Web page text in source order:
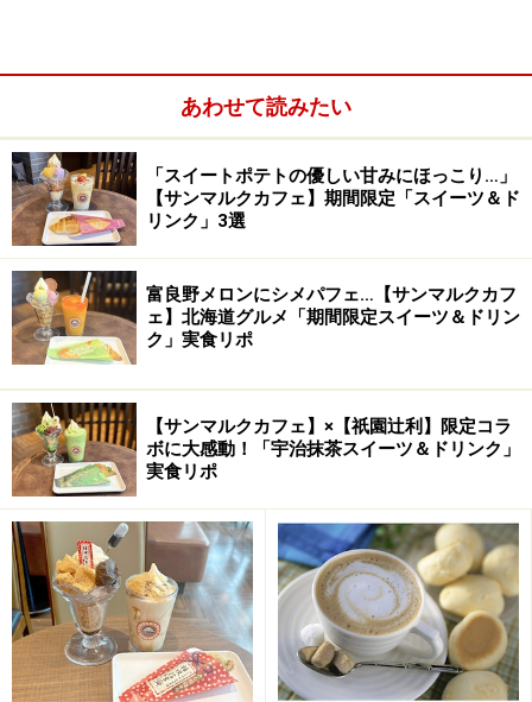
長いカウンターの向こうに充分な作業スペースが設けられて
第一の主役は、柔らかな甘みをもつエスプレッソとコー
ヒー。そのためにまず最新鋭のエスプレッソマシン「シ
ネッソ・ハイドラ」と、コーヒー豆を用途によって挽き
分けるための「マッツァー」のグラインダーが2台用意
されました。
なぜグラインダーが2台必要なのか…次ページでご紹介し
あわせて読みたい
「スイートポテトの優しい甘みにほっこり…」
【サンマルクカフェ】期間限定「スイーツ＆ド
リンク」3選
富良野メロンにシメパフェ…【サンマルクカフ
ェ】北海道グルメ「期間限定スイーツ＆ドリン
ク」実食リポ
【サンマルクカフェ】×【祇園辻利】限定コラ
ボに大感動！「宇治抹茶スイーツ＆ドリンク」
実食リポ